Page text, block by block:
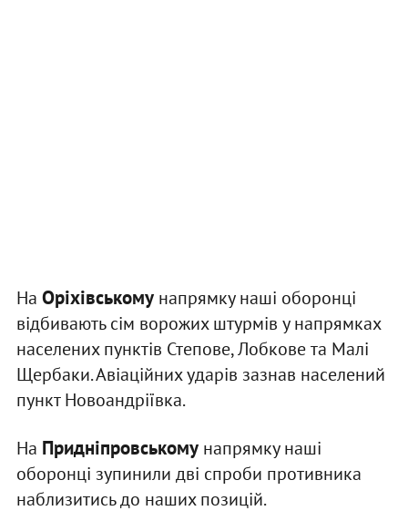
На Оріхівськомунапрямку наші оборонці
відбивають сім ворожих штурмів у напрямках
населених пунктів Степове, Лобкове та Малі
Щербаки. Авіаційних ударів зазнав населений
пункт Новоандріївка.
На Придніпровськомунапрямку наші
оборонці зупинили дві спроби противника
наблизитись до наших позицій.